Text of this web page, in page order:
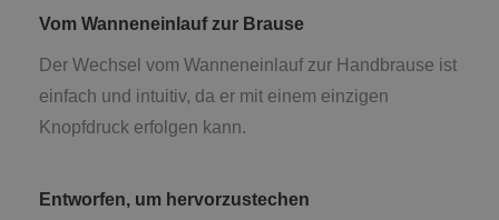
Vom Wanneneinlauf zur Brause
Der Wechsel vom Wanneneinlauf zur Handbrause ist
einfach und intuitiv, da er mit einem einzigen
Knopfdruck erfolgen kann.
Entworfen, um hervorzustechen